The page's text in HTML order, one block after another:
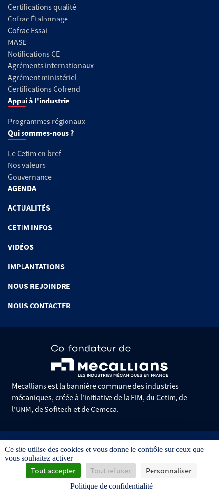
Certifications qualité
Cofrac Étalonnage
Cofrac Essai
MASE
Notifications CE
Agréments internationaux
Agrément ministériel
Certifications Cofrend
Appui à l'industrie
Programmes régionaux
Qui sommes-nous ?
Le Cetim en bref
Nos valeurs
Gouvernance
AGENDA
ACTUALITÉS
CETIM INFOS
VIDÉOS
IMPLANTATIONS
NOUS REJOINDRE
NOUS CONTACTER
Mecallians est la bannière commune des industries
mécaniques, créée à l'initiative de la FIM, du Cetim, de
l'UNM, de Sofitech et de Cemeca.
Informations pratiques
Mentions légales
Données personnelles
Gestion des cookies
Conditions générales de vente
Ce site utilise des cookies et vous donne le contrôle sur ceux que
vous souhaitez activer
Tout accepter Tout refuser Personnaliser
Politique de confidentialité